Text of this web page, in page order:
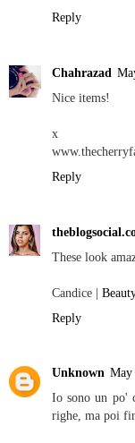
Reply
Chahrazad
Nice items!
x
Reply
These look
Candice |
Reply
Unknown May
Io sono un po'
righe, ma poi